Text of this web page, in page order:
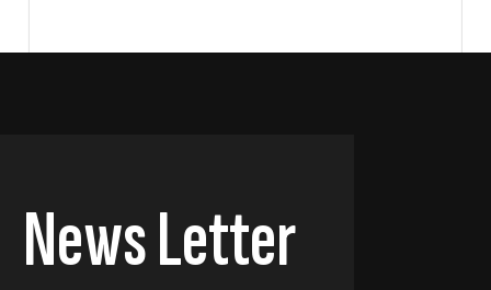
News Letter